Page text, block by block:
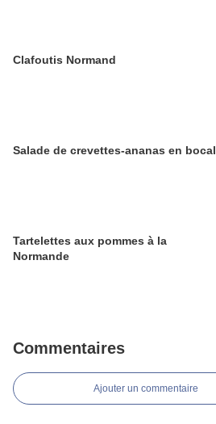
Clafoutis Normand
Salade de crevettes-ananas en bocal
Tartelettes aux pommes à la
Normande
Commentaires
Ajouter un commentaire